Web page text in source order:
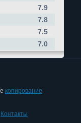
7.9
7.8
7.5
7.0
копирование
Контакты